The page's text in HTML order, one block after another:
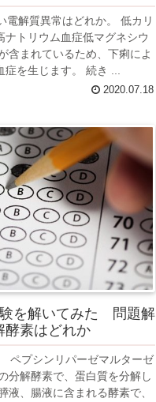
解質異常はどれか。 低カリ
トリウム血症低マグネシウ
含まれているため、下痢によ
を生じます。 続き ...
2020.07.18
を解いてみた 問題解
素はどれか
ペプシンリパーゼマルターゼ
分解酵素で、蛋白質を分解し
液、腸液に含まれる酵素で、